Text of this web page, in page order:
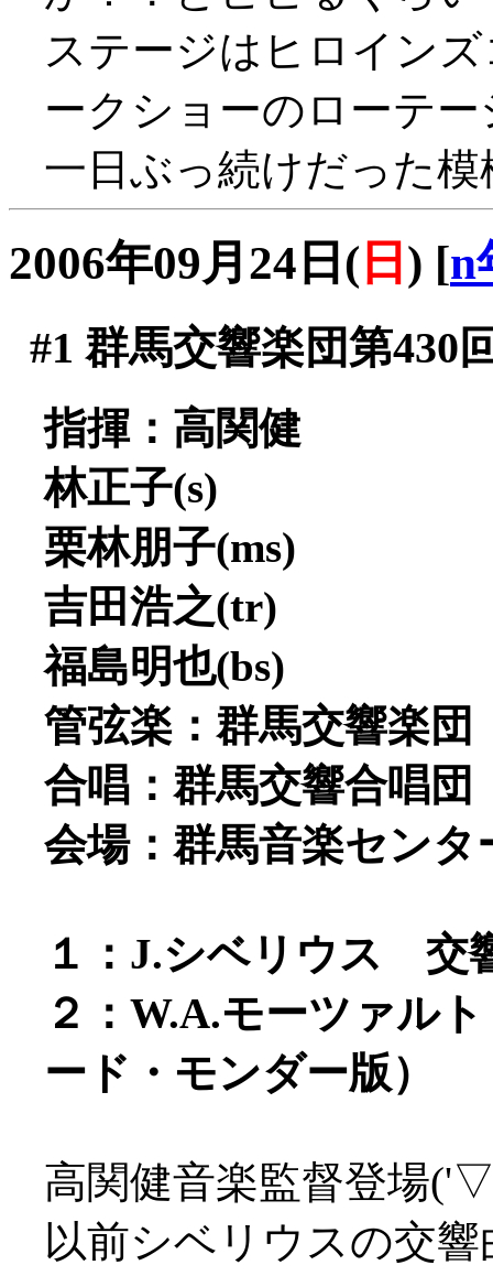
ステージはヒロイン
ークショーのローテ
一日ぶっ続けだった模
2006年09月24日( 日 ) [n
#1 群馬交響楽団第430
指揮：高関健
林正子(s)
栗林朋子(ms)
吉田浩之(tr)
福島明也(bs)
管弦楽：群馬交響楽団
合唱：群馬交響合唱団
会場：群馬音楽センタ
１：J.シベリウス 交
２：W.A.モーツァル
ード・モンダー版）
高関健音楽監督登場
以前シベリウスの交